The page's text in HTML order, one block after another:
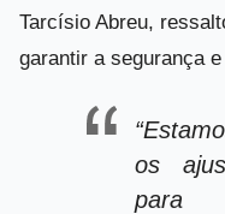
Tarcísio Abreu,
garantir a segurança
os
para